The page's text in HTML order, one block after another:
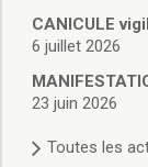
CANICULE
6 juillet 2026
23 juin 2026
Toutes les